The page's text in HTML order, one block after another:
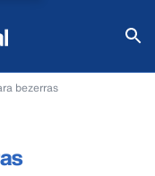
bezerras